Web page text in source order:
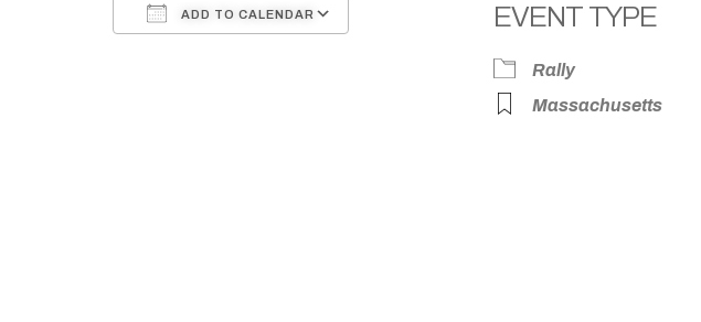
ADD TO CALENDAR EVENT TYPE
Rally
Massachusetts